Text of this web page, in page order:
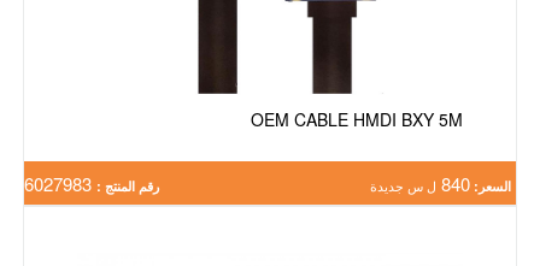
OEM CABLE HMDI BXY 5M
السعر: 840 ل س جديدة رقم المنتج :